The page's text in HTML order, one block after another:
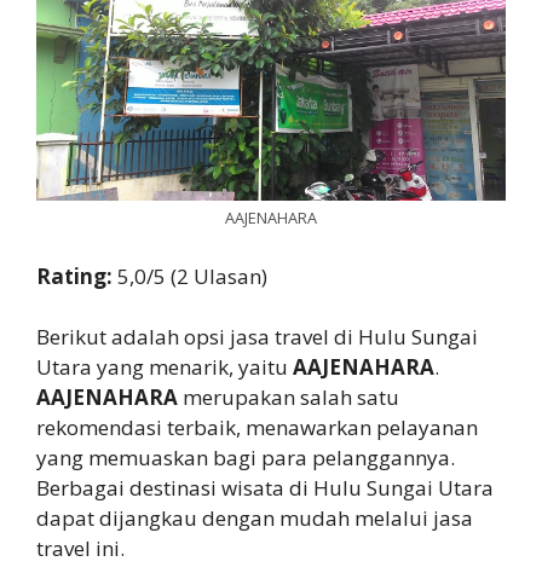
AAJENAHARA
Rating: 5,0/5 (2 Ulasan)
Berikut adalah opsi jasa travel di Hulu Sungai
Utara yang menarik, yaitu AAJENAHARA.
AAJENAHARA merupakan salah satu
rekomendasi terbaik, menawarkan pelayanan
yang memuaskan bagi para pelanggannya.
Berbagai destinasi wisata di Hulu Sungai Utara
dapat dijangkau dengan mudah melalui jasa
travel ini.